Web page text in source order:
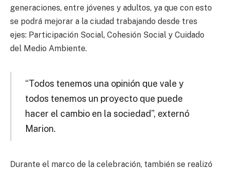
generaciones, entre jóvenes y adultos, ya que con esto
se podrá mejorar a la ciudad trabajando desde tres
ejes: Participación Social, Cohesión Social y Cuidado
del Medio Ambiente.
“Todos tenemos una opinión que vale y
todos tenemos un proyecto que puede
hacer el cambio en la sociedad”, externó
Marion.
Durante el marco de la celebración, también se realizó